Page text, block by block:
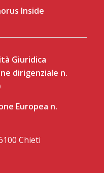
Inside
Giuridica
dirigenziale n.
Europea n.
Chieti